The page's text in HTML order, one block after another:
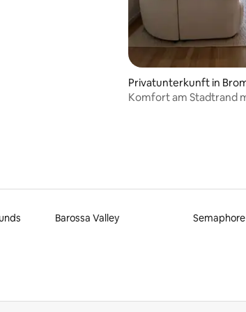
von 5, 85 BewertungenPrivatunterkunft in
Komfort am Stadtrand
Barossa Valley